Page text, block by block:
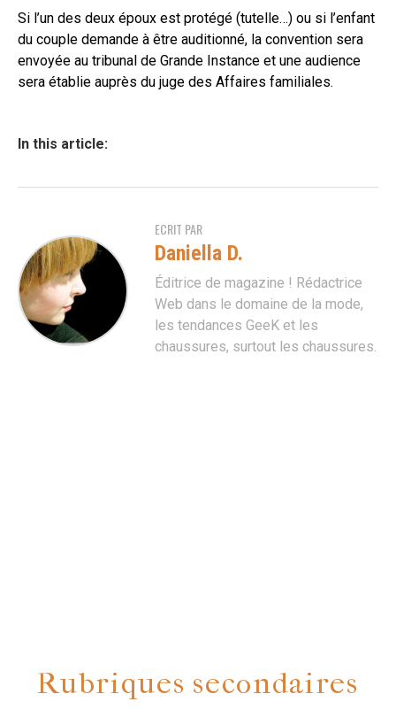
Si l’un des deux époux est protégé (tutelle…) ou si l’enfant
du couple demande à être auditionné, la convention sera
envoyée au tribunal de Grande Instance et une audience
sera établie auprès du juge des Affaires familiales.
In this article:
ECRIT PAR
Daniella D.
Éditrice de magazine ! Rédactrice
Web dans le domaine de la mode,
les tendances GeeK et les
chaussures, surtout les chaussures.
Rubriques secondaires